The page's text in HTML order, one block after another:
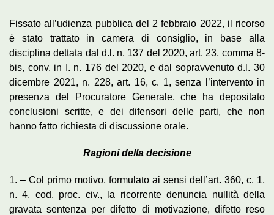
Fissato all’udienza pubblica del 2 febbraio 2022, il ricorso
è stato trattato in camera di consiglio, in base alla
disciplina dettata dal d.l. n. 137 del 2020, art. 23, comma 8-
bis, conv. in I. n. 176 del 2020, e dal sopravvenuto d.l. 30
dicembre 2021, n. 228, art. 16, c. 1, senza l’intervento in
presenza del Procuratore Generale, che ha depositato
conclusioni scritte, e dei difensori delle parti, che non
hanno fatto richiesta di discussione orale.
Ragioni della decisione
1. – Col primo motivo, formulato ai sensi dell’art. 360, c. 1,
n. 4, cod. proc. civ., la ricorrente denuncia nullità della
gravata sentenza per difetto di motivazione, difetto reso